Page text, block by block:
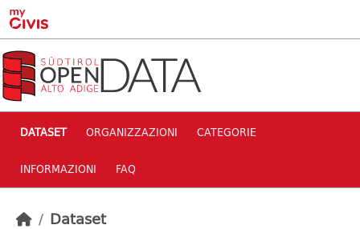
Skip to main content
DATASET ORGANIZZAZIONI CATEGORIE
INFORMAZIONI FAQ
Dataset